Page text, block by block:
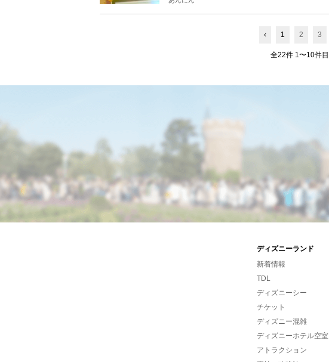
‹ 1 2 3
全22件 1〜10件目
ディズニーランド
新着情報
TDL
ディズニーシー
チケット
ディズニー混雑
ディズニーホテル空室
アトラクション